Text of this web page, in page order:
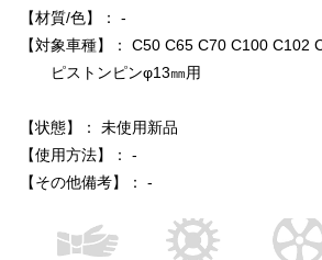
【材質/色】： -
【対象車種】： C50 C65 C70 C100 C102
ピストンピンφ13㎜用
【状態】： 未使用新品
【使用方法】： -
【その他備考】： -